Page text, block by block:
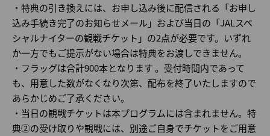
・特典の引き換えには、お申し込み後に配信される「お申し
込み手続き完了のお知らせメール」および当日の「JALスペ
シャルナイターの観戦チケット」の2点が必要です。いずれ
か一方でもご提示がない場合は特典をお渡しできません。
・フラッグは合計900本となります 。受付時間内であって
も、用意した数がなくなり次第、配布を終了いたしますので
あらかじめご了承ください。
・当日の観戦チケットは本プログラムには含まれません。特
典②の受け取りや観戦には、別途ご自身でチケットをご用意